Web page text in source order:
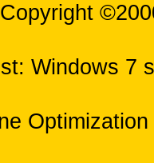
Copyright
Windows 7